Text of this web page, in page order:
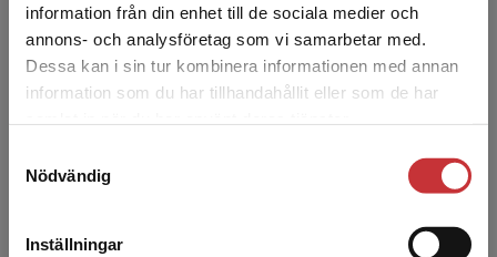
information från din enhet till de sociala medier och
annons- och analysföretag som vi samarbetar med.
Dessa kan i sin tur kombinera informationen med annan
information som du har tillhandahållit eller som de har
Nödvändig
Inställningar
Det verkar som att du besöker
studentlitteratur.se via en enhet utanför Sverige.
Vi erbjuder inte leveranser utanför Sverige. För
att kunna slutföra ett köp måste
Indirekt ledarskap
Larsson, Gerry m.fl.
393 krinkl. moms
Exkl. moms: 371 kr